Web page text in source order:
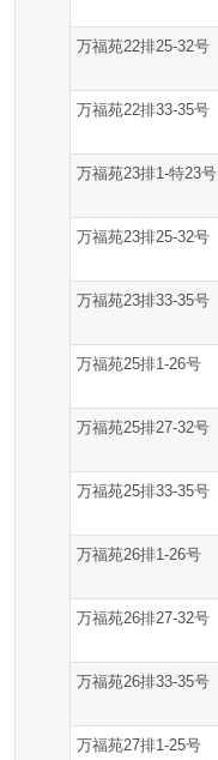
万福苑22排25-32号
万福苑22排33-35号
万福苑23排1-特23号
万福苑23排25-32号
万福苑23排33-35号
万福苑25排1-26号
万福苑25排27-32号
万福苑25排33-35号
万福苑26排1-26号
万福苑26排27-32号
万福苑26排33-35号
万福苑27排1-25号